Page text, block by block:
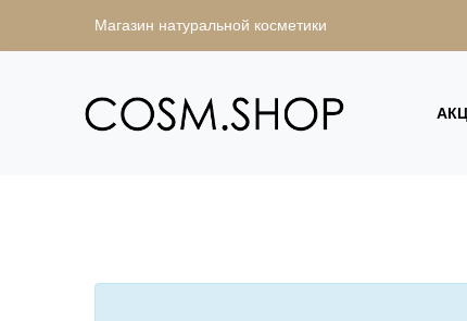
Магазин натуральной косметики